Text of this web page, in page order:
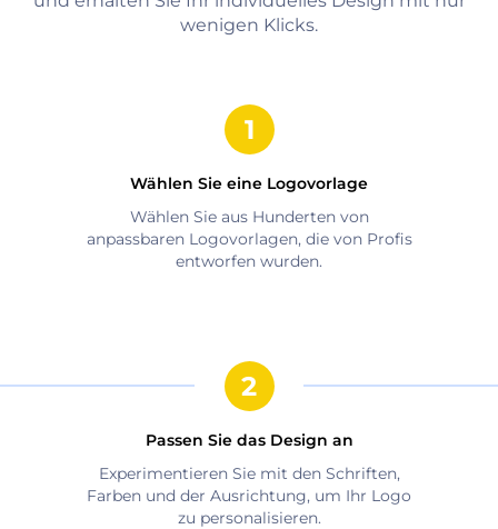
wenigen Klicks.
Wählen Sie eine Logovorlage
Wählen Sie aus Hunderten von
anpassbaren Logovorlagen, die von Profis
entworfen wurden.
Passen Sie das Design an
Experimentieren Sie mit den Schriften,
Farben und der Ausrichtung, um Ihr Logo
zu personalisieren.